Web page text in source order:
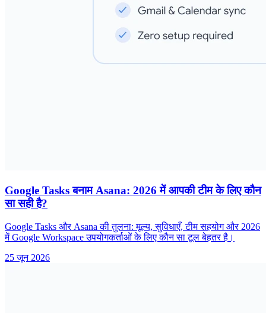
Google Tasks बनाम Asana: 2026 में आपकी टीम के लिए कौन
सा सही है?
Google Tasks और Asana की तुलना: मूल्य, सुविधाएँ, टीम सहयोग और 2026
में Google Workspace उपयोगकर्ताओं के लिए कौन सा टूल बेहतर है।
25 जून 2026